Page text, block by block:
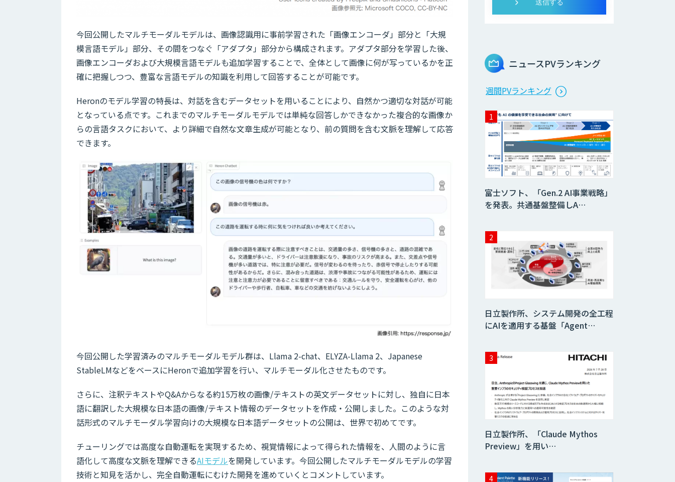
今回公開したマルチモーダルモデルは、画像認識用に事前学習された「画像エンコーダ」部分と「大規
模言語モデル」部分、その間をつなぐ「アダプタ」部分から構成されます。アダプタ部分を学習した後、
画像エンコーダおよび大規模言語モデルも追加学習することで、全体として画像に何が写っているかを正
確に把握しつつ、豊富な言語モデルの知識を利用して回答することが可能です。
Heronのモデル学習の特長は、対話を含むデータセットを用いることにより、自然かつ適切な対話が可能
となっている点です。これまでのマルチモーダルモデルでは単純な回答しかできなかった複合的な画像か
らの言語タスクにおいて、より詳細で自然な文章生成が可能となり、前の質問を含む文脈を理解して応答
できます。
今回公開した学習済みのマルチモーダルモデル群は、Llama 2-chat、ELYZA-Llama 2、Japanese
StableLMなどをベースにHeronで追加学習を行い、マルチモーダル化させたものです。
さらに、注釈テキストやQ&Aからなる約15万枚の画像/テキストの英文データセットに対し、独自に日本
語に翻訳した大規模な日本語の画像/テキスト情報のデータセットを作成・公開しました。このような対
話形式のマルチモーダル学習向けの大規模な日本語データセットの公開は、世界で初めてです。
チューリングでは高度な自動運転を実現するため、視覚情報によって得られた情報を、人間のように言
語化して高度な文脈を理解できるAIモデルを開発しています。今回公開したマルチモーダルモデルの学習
技術と知見を活かし、完全自動運転にむけた開発を進めていくとコメントしています。
LINE WORKS
DXサービス「図面
顔認証・物体検出
向け画像データ販
売サービス
Suite｜Gravio –
画像認識AI活用サ
ービス
開発
AI開発・伴走支
援・内製化支援
オーダーメイドAI
開発
検図・照査AI
ニュースPVランキング
週間PVランキング
富士ソフト、「Gen.2 AI事業戦略」
を発表。共通基盤整備しA…
日立製作所、システム開発の全工程
にAIを適用する基盤「Agent…
日立製作所、「Claude Mythos
Preview」を用い…